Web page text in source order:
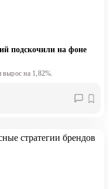
подскочили на фоне
на 1,82%.